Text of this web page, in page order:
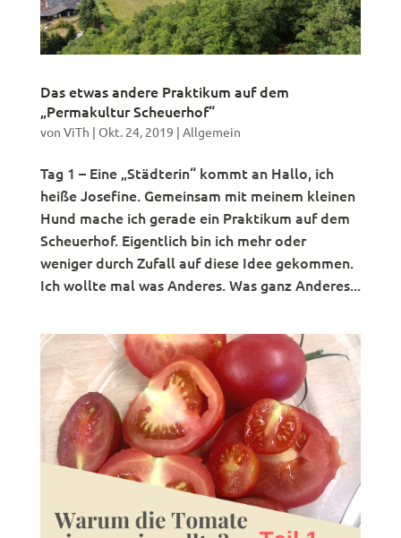
Das etwas andere Praktikum auf dem
„Permakultur Scheuerhof“
von ViTh | Okt. 24, 2019 | Allgemein
Tag 1 – Eine „Städterin“ kommt an Hallo, ich
heiße Josefine. Gemeinsam mit meinem kleinen
Hund mache ich gerade ein Praktikum auf dem
Scheuerhof. Eigentlich bin ich mehr oder
weniger durch Zufall auf diese Idee gekommen.
Ich wollte mal was Anderes. Was ganz Anderes...